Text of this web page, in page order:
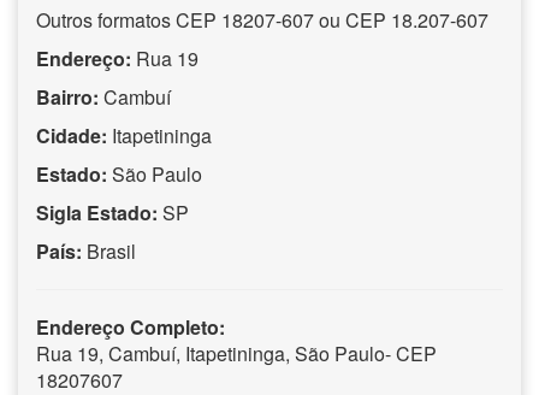
Outros formatos CEP 18207-607 ou CEP 18.207-607
Endereço: Rua 19
Bairro: Cambuí
Cidade: Itapetininga
Estado: São Paulo
Sigla Estado: SP
País: Brasil
Endereço Completo:
Rua 19, Cambuí, Itapetininga, São Paulo- CEP
18207607